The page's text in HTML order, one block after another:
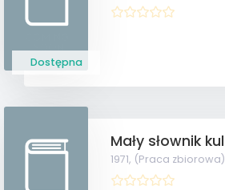
Dostępna
1971, (Praca zbiorowa)